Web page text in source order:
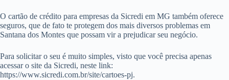
O cartão de crédito para empresas da Sicredi em MG também oferece
seguros, que de fato te protegem dos mais diversos problemas em
Santana dos Montes que possam vir a prejudicar seu negócio.
Para solicitar o seu é muito simples, visto que você precisa apenas
acessar o site da Sicredi, neste link:
https://www.sicredi.com.br/site/cartoes-pj.